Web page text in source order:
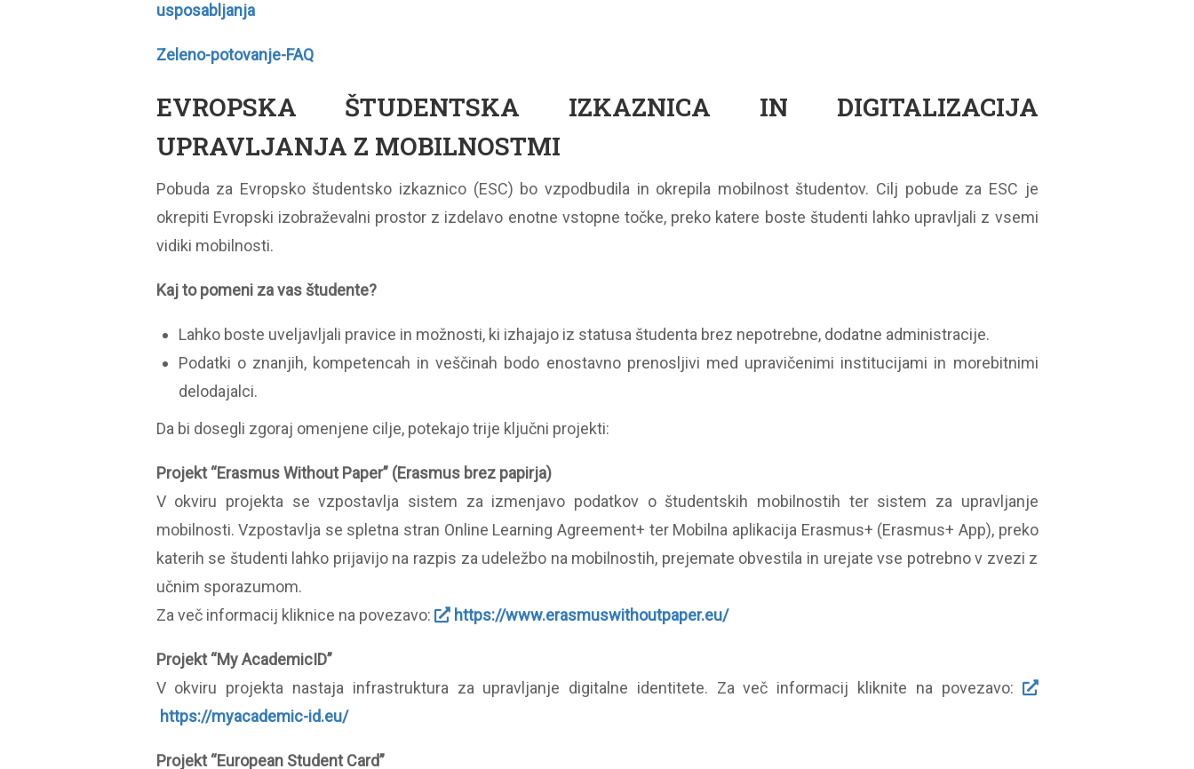
usposabljanja
Zeleno-potovanje-FAQ
EVROPSKA ŠTUDENTSKA IZKAZNICA IN DIGITALIZACIJA
UPRAVLJANJA Z MOBILNOSTMI
Pobuda za Evropsko študentsko izkaznico (ESC) bo vzpodbudila in okrepila mobilnost študentov. Cilj pobude za ESC je
okrepiti Evropski izobraževalni prostor z izdelavo enotne vstopne točke, preko katere boste študenti lahko upravljali z vsemi
vidiki mobilnosti.
Kaj to pomeni za vas študente?
Lahko boste uveljavljali pravice in možnosti, ki izhajajo iz statusa študenta brez nepotrebne, dodatne administracije.
Podatki o znanjih, kompetencah in veščinah bodo enostavno prenosljivi med upravičenimi institucijami in morebitnimi
delodajalci.
Da bi dosegli zgoraj omenjene cilje, potekajo trije ključni projekti:
Projekt “Erasmus Without Paper” (Erasmus brez papirja)
V okviru projekta se vzpostavlja sistem za izmenjavo podatkov o študentskih mobilnostih ter sistem za upravljanje
mobilnosti. Vzpostavlja se spletna stran Online Learning Agreement+ ter Mobilna aplikacija Erasmus+ (Erasmus+ App), preko
katerih se študenti lahko prijavijo na razpis za udeležbo na mobilnostih, prejemate obvestila in urejate vse potrebno v zvezi z
učnim sporazumom.
Za več informacij kliknice na povezavo:
https://www.erasmuswithoutpaper.eu/
Projekt “My AcademicID”
V okviru projekta nastaja infrastruktura za upravljanje digitalne identitete. Za več informacij kliknite na povezavo:
https://myacademic-id.eu/
Projekt “European Student Card”